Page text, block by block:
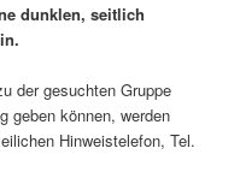
dunklen, seitlich
der gesuchten Gruppe
geben können, werden
Hinweistelefon, Tel.